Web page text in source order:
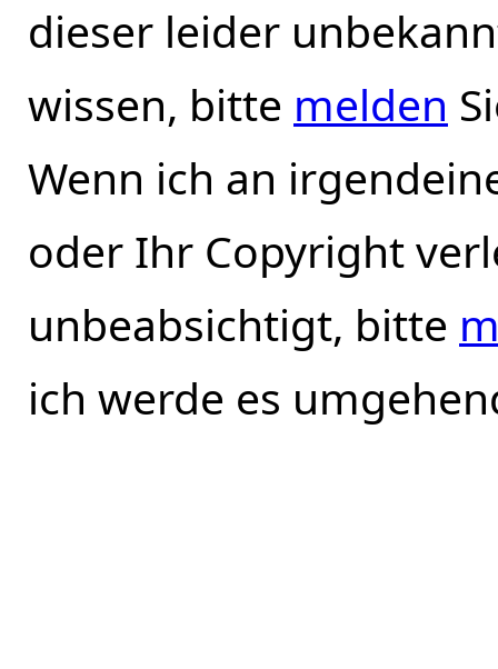
dieser leider
wissen, bitte melden
Wenn ich an
oder Ihr Copyright
unbeabsichtigt, bitte
ich werde es